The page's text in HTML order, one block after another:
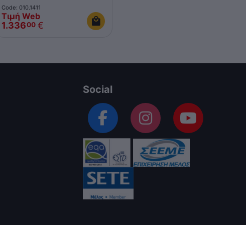
Code: 010.1411
Τιμή Web
1.33600 €
Social